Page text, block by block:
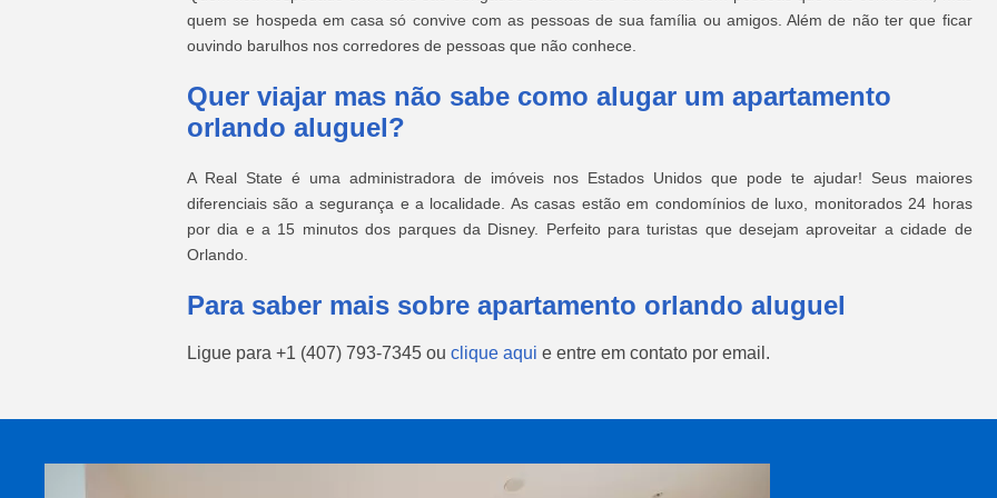
quem se hospeda em casa só convive com as pessoas de sua família ou amigos. Além de não ter que ficar
ouvindo barulhos nos corredores de pessoas que não conhece.
Quer viajar mas não sabe como alugar um apartamento
orlando aluguel?
A Real State é uma administradora de imóveis nos Estados Unidos que pode te ajudar! Seus maiores
diferenciais são a segurança e a localidade. As casas estão em condomínios de luxo, monitorados 24 horas
por dia e a 15 minutos dos parques da Disney. Perfeito para turistas que desejam aproveitar a cidade de
Orlando.
Para saber mais sobre apartamento orlando aluguel
Ligue para +1 (407) 793-7345 ou clique aqui e entre em contato por email.